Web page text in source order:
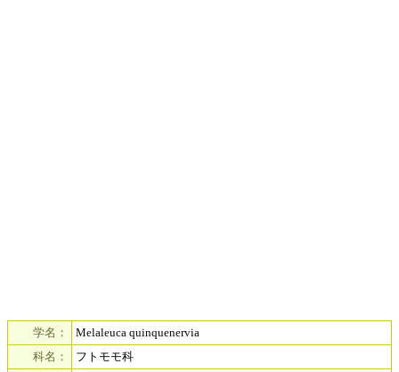
学名：
Melaleuca quinquenervia
科名：
フトモモ科